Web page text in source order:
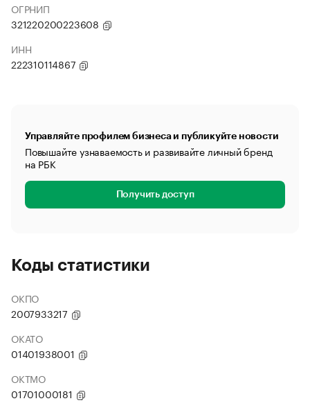
ОГРНИП
321220200223608
ИНН
222310114867
Управляйте профилем бизнеса и публикуйте новости
Повышайте узнаваемость и развивайте личный бренд
на РБК
Получить доступ
Коды статистики
ОКПО
2007933217
ОКАТО
01401938001
ОКТМО
01701000181